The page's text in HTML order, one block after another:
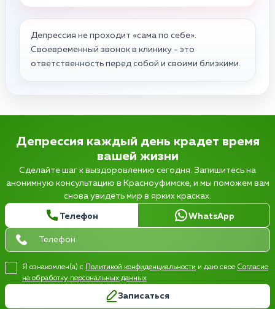
Депрессия не проходит «сама по себе».
Своевременный звонок в клинику - это
ответственность перед собой и своими близкими.
Депрессия каждый день крадет время
вашей жизни
Сделайте шаг к выздоровлению сегодня. Запишитесь на
анонимную консультацию в Красноуфимске, и мы поможем вам
снова увидеть мир в ярких красках.
Телефон WhatsApp
Я ознакомлен(а) с Политикой конфиденциальности и даю свое Согласие
на обработку персональных данных
Записаться